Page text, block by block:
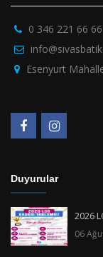
0 346 221 66 66
Esenyurt
Duyurular
2026
06